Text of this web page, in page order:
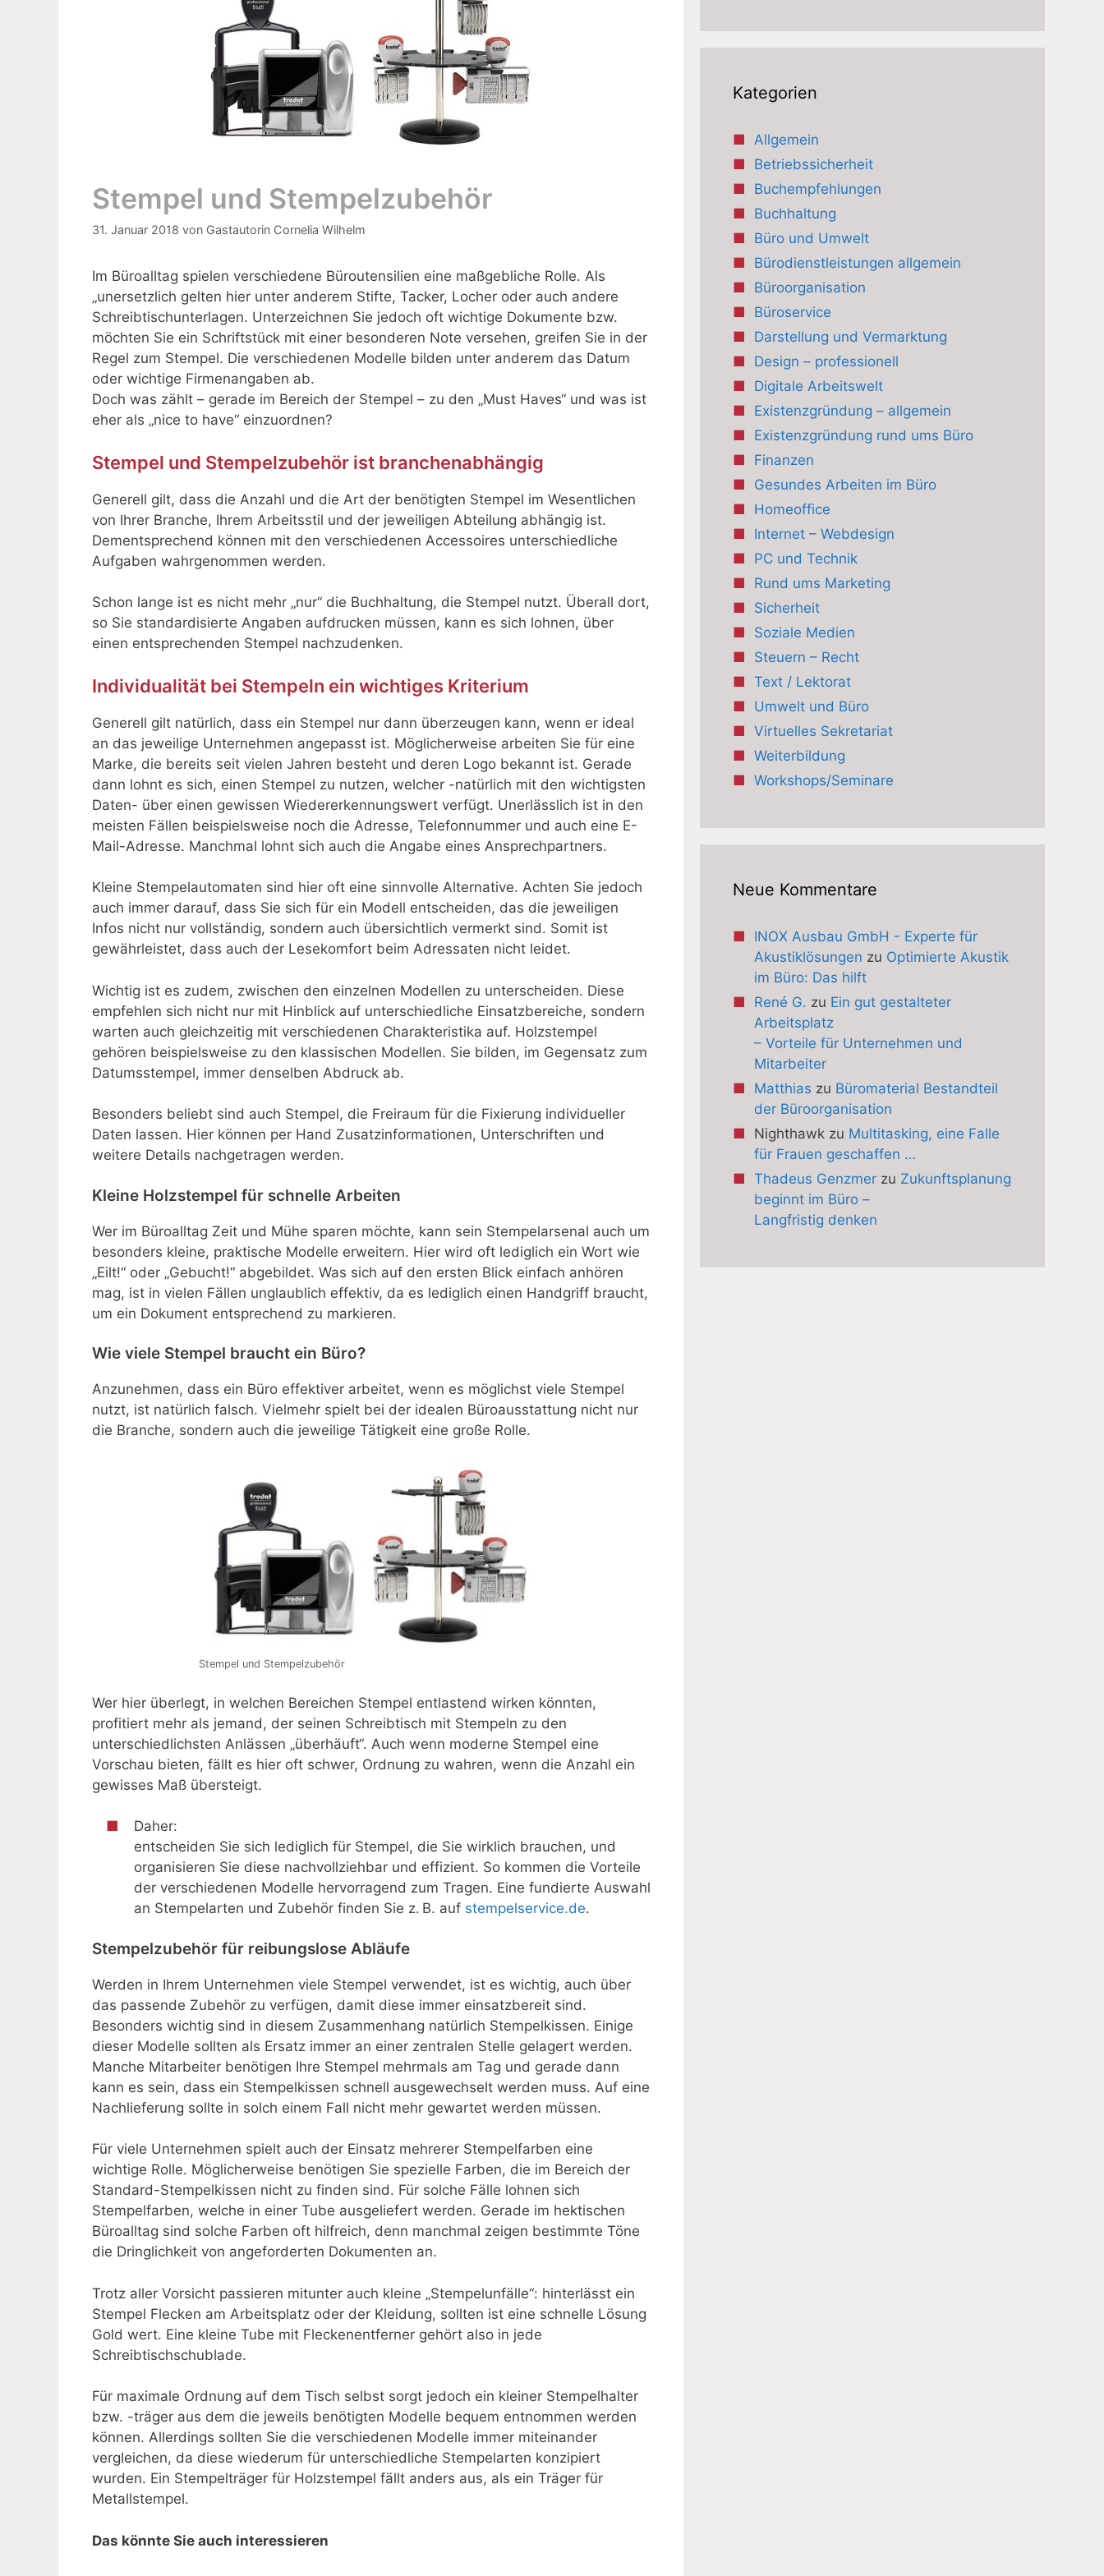
Stempel und Stempelzubehör
31. Januar 2018 von Gastautorin Cornelia Wilhelm
Im Büroalltag spielen verschiedene Büroutensilien eine maßgebliche Rolle. Als
„unersetzlich gelten hier unter anderem Stifte, Tacker, Locher oder auch andere
Schreibtischunterlagen. Unterzeichnen Sie jedoch oft wichtige Dokumente bzw.
möchten Sie ein Schriftstück mit einer besonderen Note versehen, greifen Sie in der
Regel zum Stempel. Die verschiedenen Modelle bilden unter anderem das Datum
oder wichtige Firmenangaben ab.
Doch was zählt – gerade im Bereich der Stempel – zu den „Must Haves“ und was ist
eher als „nice to have“ einzuordnen?
Stempel und Stempelzubehör ist branchenabhängig
Generell gilt, dass die Anzahl und die Art der benötigten Stempel im Wesentlichen
von Ihrer Branche, Ihrem Arbeitsstil und der jeweiligen Abteilung abhängig ist.
Dementsprechend können mit den verschiedenen Accessoires unterschiedliche
Aufgaben wahrgenommen werden.
Schon lange ist es nicht mehr „nur“ die Buchhaltung, die Stempel nutzt. Überall dort,
so Sie standardisierte Angaben aufdrucken müssen, kann es sich lohnen, über
einen entsprechenden Stempel nachzudenken.
Individualität bei Stempeln ein wichtiges Kriterium
Generell gilt natürlich, dass ein Stempel nur dann überzeugen kann, wenn er ideal
an das jeweilige Unternehmen angepasst ist. Möglicherweise arbeiten Sie für eine
Marke, die bereits seit vielen Jahren besteht und deren Logo bekannt ist. Gerade
dann lohnt es sich, einen Stempel zu nutzen, welcher -natürlich mit den wichtigsten
Daten- über einen gewissen Wiedererkennungswert verfügt. Unerlässlich ist in den
meisten Fällen beispielsweise noch die Adresse, Telefonnummer und auch eine E-
Mail-Adresse. Manchmal lohnt sich auch die Angabe eines Ansprechpartners.
Kleine Stempelautomaten sind hier oft eine sinnvolle Alternative. Achten Sie jedoch
auch immer darauf, dass Sie sich für ein Modell entscheiden, das die jeweiligen
Infos nicht nur vollständig, sondern auch übersichtlich vermerkt sind. Somit ist
gewährleistet, dass auch der Lesekomfort beim Adressaten nicht leidet.
Wichtig ist es zudem, zwischen den einzelnen Modellen zu unterscheiden. Diese
empfehlen sich nicht nur mit Hinblick auf unterschiedliche Einsatzbereiche, sondern
warten auch gleichzeitig mit verschiedenen Charakteristika auf. Holzstempel
gehören beispielsweise zu den klassischen Modellen. Sie bilden, im Gegensatz zum
Datumsstempel, immer denselben Abdruck ab.
Besonders beliebt sind auch Stempel, die Freiraum für die Fixierung individueller
Daten lassen. Hier können per Hand Zusatzinformationen, Unterschriften und
weitere Details nachgetragen werden.
Kleine Holzstempel für schnelle Arbeiten
Wer im Büroalltag Zeit und Mühe sparen möchte, kann sein Stempelarsenal auch um
besonders kleine, praktische Modelle erweitern. Hier wird oft lediglich ein Wort wie
„Eilt!“ oder „Gebucht!“ abgebildet. Was sich auf den ersten Blick einfach anhören
mag, ist in vielen Fällen unglaublich effektiv, da es lediglich einen Handgriff braucht,
um ein Dokument entsprechend zu markieren.
Wie viele Stempel braucht ein Büro?
Anzunehmen, dass ein Büro effektiver arbeitet, wenn es möglichst viele Stempel
nutzt, ist natürlich falsch. Vielmehr spielt bei der idealen Büroausstattung nicht nur
die Branche, sondern auch die jeweilige Tätigkeit eine große Rolle.
Stempel und Stempelzubehör
Wer hier überlegt, in welchen Bereichen Stempel entlastend wirken könnten,
profitiert mehr als jemand, der seinen Schreibtisch mit Stempeln zu den
unterschiedlichsten Anlässen „überhäuft“. Auch wenn moderne Stempel eine
Vorschau bieten, fällt es hier oft schwer, Ordnung zu wahren, wenn die Anzahl ein
gewisses Maß übersteigt.
Daher:
entscheiden Sie sich lediglich für Stempel, die Sie wirklich brauchen, und
organisieren Sie diese nachvollziehbar und effizient. So kommen die Vorteile
der verschiedenen Modelle hervorragend zum Tragen. Eine fundierte Auswahl
an Stempelarten und Zubehör finden Sie z. B. auf stempelservice.de.
Stempelzubehör für reibungslose Abläufe
Werden in Ihrem Unternehmen viele Stempel verwendet, ist es wichtig, auch über
das passende Zubehör zu verfügen, damit diese immer einsatzbereit sind.
Besonders wichtig sind in diesem Zusammenhang natürlich Stempelkissen. Einige
dieser Modelle sollten als Ersatz immer an einer zentralen Stelle gelagert werden.
Manche Mitarbeiter benötigen Ihre Stempel mehrmals am Tag und gerade dann
kann es sein, dass ein Stempelkissen schnell ausgewechselt werden muss. Auf eine
Nachlieferung sollte in solch einem Fall nicht mehr gewartet werden müssen.
Für viele Unternehmen spielt auch der Einsatz mehrerer Stempelfarben eine
wichtige Rolle. Möglicherweise benötigen Sie spezielle Farben, die im Bereich der
Standard-Stempelkissen nicht zu finden sind. Für solche Fälle lohnen sich
Stempelfarben, welche in einer Tube ausgeliefert werden. Gerade im hektischen
Büroalltag sind solche Farben oft hilfreich, denn manchmal zeigen bestimmte Töne
die Dringlichkeit von angeforderten Dokumenten an.
Trotz aller Vorsicht passieren mitunter auch kleine „Stempelunfälle“: hinterlässt ein
Stempel Flecken am Arbeitsplatz oder der Kleidung, sollten ist eine schnelle Lösung
Gold wert. Eine kleine Tube mit Fleckenentferner gehört also in jede
Schreibtischschublade.
Für maximale Ordnung auf dem Tisch selbst sorgt jedoch ein kleiner Stempelhalter
bzw. -träger aus dem die jeweils benötigten Modelle bequem entnommen werden
können. Allerdings sollten Sie die verschiedenen Modelle immer miteinander
vergleichen, da diese wiederum für unterschiedliche Stempelarten konzipiert
wurden. Ein Stempelträger für Holzstempel fällt anders aus, als ein Träger für
Metallstempel.
Das könnte Sie auch interessieren
Kategorien
Allgemein
Betriebssicherheit
Buchempfehlungen
Buchhaltung
Büro und Umwelt
Bürodienstleistungen allgemein
Büroorganisation
Büroservice
Darstellung und Vermarktung
Design – professionell
Digitale Arbeitswelt
Existenzgründung – allgemein
Existenzgründung rund ums Büro
Finanzen
Gesundes Arbeiten im Büro
Homeoffice
Internet – Webdesign
PC und Technik
Rund ums Marketing
Sicherheit
Soziale Medien
Steuern – Recht
Text / Lektorat
Umwelt und Büro
Virtuelles Sekretariat
Weiterbildung
Workshops/Seminare
Neue Kommentare
INOX Ausbau GmbH - Experte für
Akustiklösungen zu Optimierte Akustik
im Büro: Das hilft
René G. zu Ein gut gestalteter
Arbeitsplatz
– Vorteile für Unternehmen und
Mitarbeiter
Matthias zu Büromaterial Bestandteil
der Büroorganisation
Nighthawkzu Multitasking, eine Falle
für Frauen geschaffen …
Thadeus Genzmerzu Zukunftsplanung
beginnt im Büro –
Langfristig denken